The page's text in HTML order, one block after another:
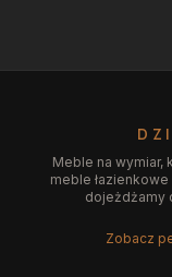
Meble na wymiar,
meble
dojeżdżamy
Zobacz